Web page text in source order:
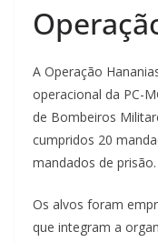
A Operação
operacional da PC-
de Bombeiros
cumpridos 20
mandados de prisão.
Os alvos foram
que integram a